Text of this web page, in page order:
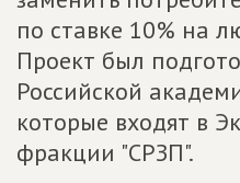
по ставке 10% на
Проект был
Российской
которые входят в
фракции "СРЗП".